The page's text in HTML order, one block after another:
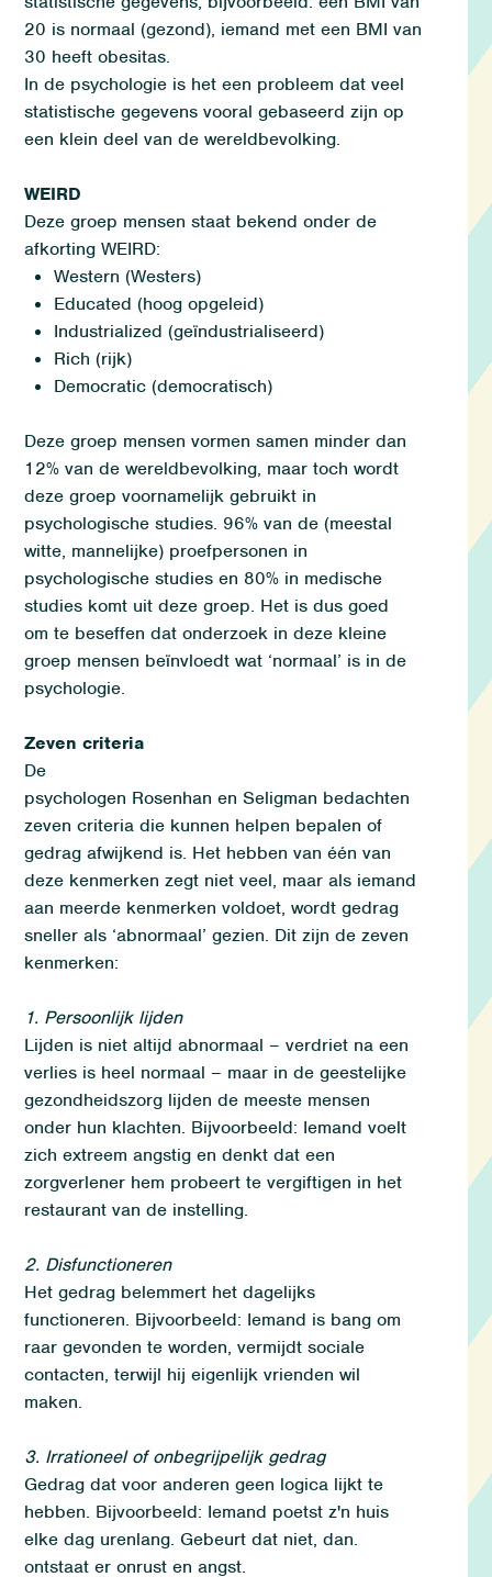
20 is normaal (gezond), iemand met een BMI van
30 heeft obesitas.
In de psychologie is het een probleem dat veel
statistische gegevens vooral gebaseerd zijn op
een klein deel van de wereldbevolking.
WEIRD
Deze groep mensenstaat bekend onder de
afkortingWEIRD:
Western (Westers)
Educated (hoog opgeleid)
Industrialized (geïndustrialiseerd)
Rich (rijk)
Democratic(democratisch)
Deze groep mensen vormen samen minder dan
12% van de wereldbevolking, maar tochwordt
deze groep voornamelijk gebruikt in
psychologische studies. 96% van de (meestal
witte, mannelijke) proefpersonen in
psychologische studies en 80% in medische
studies komt uit deze groep. Het is dus goed
omte beseffen datonderzoek indeze kleine
groep mensen beïnvloedt wat ‘normaal’ is in de
psychologie.
Zeven criteria
De
psychologen Rosenhan en Seligman bedachten
zeven criteria die kunnen helpen bepalen of
gedrag afwijkend is. Het hebben van één van
deze kenmerken zegt niet veel, maar als iemand
aan meerde kenmerken voldoet, wordt gedrag
sneller als ‘abnormaal’ gezien. Dit zijn de zeven
kenmerken:
1. Persoonlijk lijden
Lijden is niet altijd abnormaal – verdriet na een
verlies is heel normaal – maar in de geestelijke
gezondheidszorg lijden de meeste mensen
onder hun klachten. Bijvoorbeeld: Iemand voelt
zich extreem angstig en denkt dat een
zorgverlener hem probeert te vergiftigen in het
restaurant van de instelling.
2. Disfunctioneren
Het gedrag belemmert het dagelijks
functioneren. Bijvoorbeeld: Iemand is bang om
raar gevonden te worden, vermijdt sociale
contacten, terwijl hij eigenlijk vrienden wil
maken.
3. Irrationeel of onbegrijpelijk gedrag
Gedrag dat voor anderen geen logica lijkt te
hebben. Bijvoorbeeld: Iemand poetst z'n huis
elke dag urenlang. Gebeurt dat niet, dan.
ontstaat er onrust en angst.